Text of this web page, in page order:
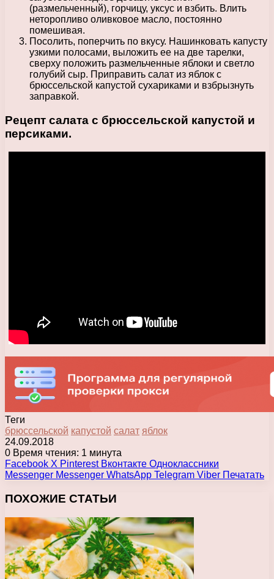
(размельченный), горчицу, уксус и взбить. Влить
неторопливо оливковое масло, постоянно
помешивая.
Посолить, поперчить по вкусу. Нашинковать капусту
узкими полосами, выложить ее на две тарелки,
сверху положить размельченные яблоки и светло
голубий сыр. Приправить салат из яблок с
брюссельской капустой сухариками и взбрызнуть
заправкой.
Рецепт салата с брюссельской капустой и
персиками.
Теги
брюссельской капустой салат яблок
24.09.2018
0 Время чтения: 1 минута
Facebook X Pinterest Вконтакте Одноклассники
Messenger Messenger WhatsApp Telegram Viber Печатать
ПОХОЖИЕ СТАТЬИ